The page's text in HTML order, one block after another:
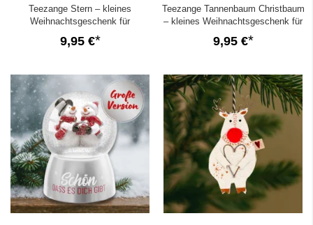
Teezange Stern – kleines
Weihnachtsgeschenk für
Teeliebhaber
9,95 €
Teezange Tannenbaum Christbaum
– kleines Weihnachtsgeschenk für
Teeliebhaber
9,95 €